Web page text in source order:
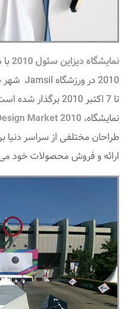
نمایشگاه دیزاین سئول 2010
تا 7 اکتبر 2010
نمایشگاه،Market 2010
طراحان مختلفی از سراسر دنیا
ارائه و فروش محصولات خود می